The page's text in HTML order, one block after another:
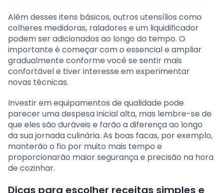
Além desses itens básicos, outros utensílios como
colheres medidoras, raladores e um liquidificador
podem ser adicionados ao longo do tempo. O
importante é começar com o essencial e ampliar
gradualmente conforme você se sentir mais
confortável e tiver interesse em experimentar
novas técnicas.
Investir em equipamentos de qualidade pode
parecer uma despesa inicial alta, mas lembre-se de
que eles são duráveis e farão a diferença ao longo
da sua jornada culinária. As boas facas, por exemplo,
manterão o fio por muito mais tempo e
proporcionarão maior segurança e precisão na hora
de cozinhar.
Dicas para escolher receitas simples e